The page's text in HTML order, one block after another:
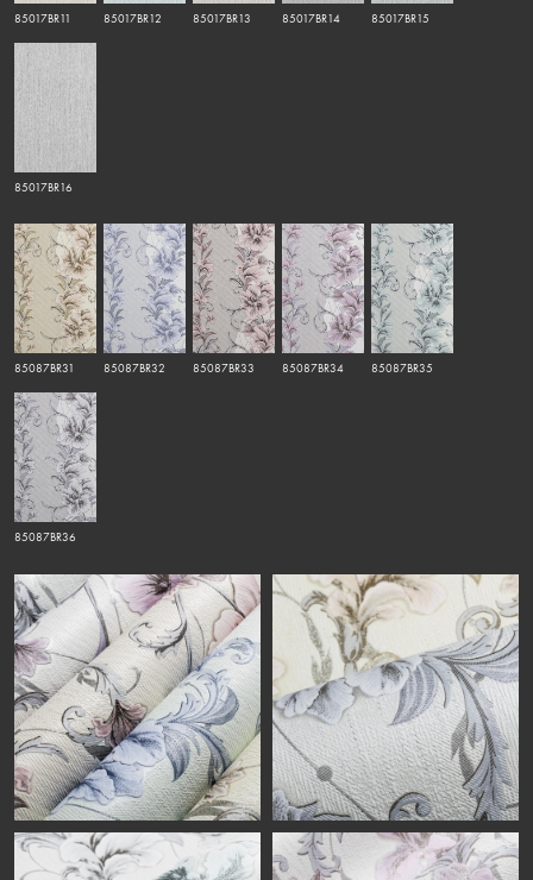
85017BR11 85017BR12 85017BR13 85017BR14 85017BR15
85017BR16
85087BR31 85087BR32 85087BR33 85087BR34 85087BR35
85087BR36